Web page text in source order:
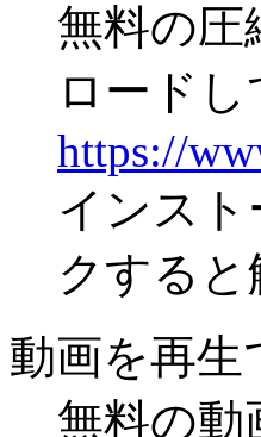
無料の圧
ロード
https://
インス
クする
動画を再
無料の動